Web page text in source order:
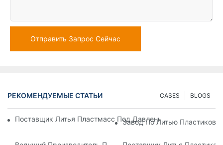
Отправить Запрос Сейчас
РЕКОМЕНДУЕМЫЕ СТАТЬИ BLOGS
CASES
Поставщик Литья Пластмасс Под Давлением С Обширным
Завод По Литью